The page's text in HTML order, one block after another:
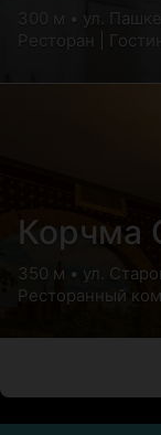
300 м • ул.
Ресторан |
Корчма
350 м • ул.
Ресторанный